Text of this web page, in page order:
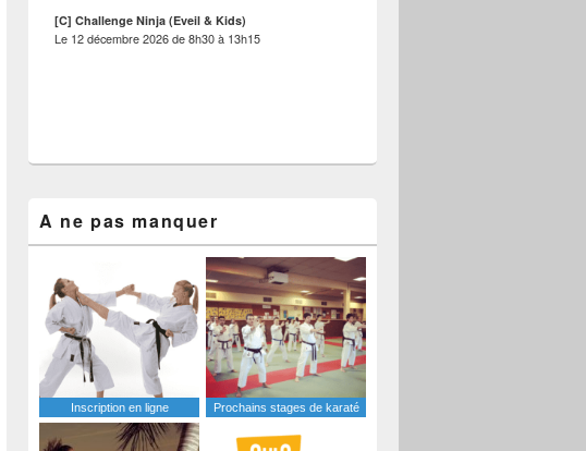
[C] Challenge Ninja (Eveil & Kids)
Le 12 décembre 2026de8h30à 13h15
A ne pas manquer
Inscription en ligne Prochains stages de karaté